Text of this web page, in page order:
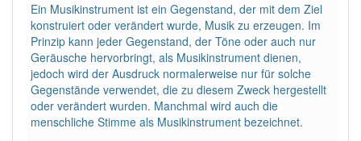
DER:13 Ausnahmen Beispiele
DIE:1Ausnahmen Beispiele
DAS:387
PowerIndex:15
Ein Musikinstrument ist ein Gegenstand, der mit dem Ziel
konstruiert oder verändert wurde, Musik zu erzeugen. Im
Prinzip kann jeder Gegenstand, der Töne oder auch nur
Geräusche hervorbringt, als Musikinstrument dienen,
jedoch wird der Ausdruck normalerweise nur für solche
Gegenstände verwendet, die zu diesem Zweck hergestellt
oder verändert wurden. Manchmal wird auch die
menschliche Stimme als Musikinstrument bezeichnet.